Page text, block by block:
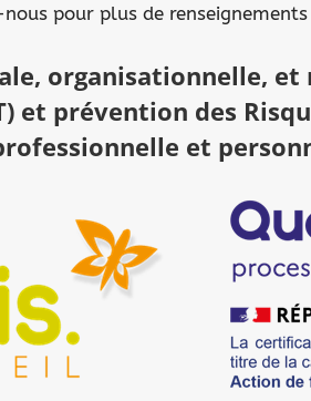
pour plus de renseignements
organisationnelle,
et prévention des
et